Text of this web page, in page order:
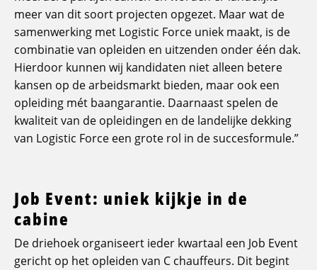
meer van dit soort projecten opgezet. Maar wat de
samenwerking met Logistic Force uniek maakt, is de
combinatie van opleiden en uitzenden onder één dak.
Hierdoor kunnen wij kandidaten niet alleen betere
kansen op de arbeidsmarkt bieden, maar ook een
opleiding mét baangarantie. Daarnaast spelen de
kwaliteit van de opleidingen en de landelijke dekking
van Logistic Force een grote rol in de succesformule.”
Job Event: uniek kijkje in de
cabine
De driehoek organiseert ieder kwartaal een Job Event
gericht op het opleiden van C chauffeurs. Dit begint